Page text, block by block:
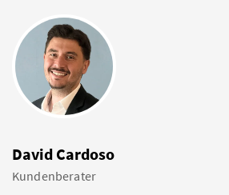
David Cardoso
Kundenberater